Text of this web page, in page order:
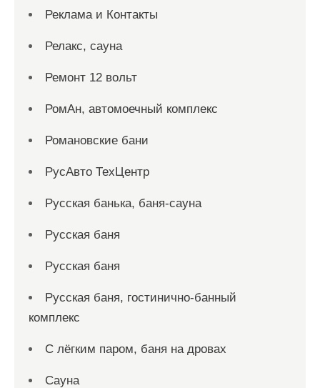
Реклама и Контакты
Релакс, сауна
Ремонт 12 вольт
РомАн, автомоечный комплекс
Романовские бани
РусАвто ТехЦентр
Русская банька, баня-сауна
Русская баня
Русская баня
Русская баня, гостинично-банный
комплекс
С лёгким паром, баня на дровах
Сауна